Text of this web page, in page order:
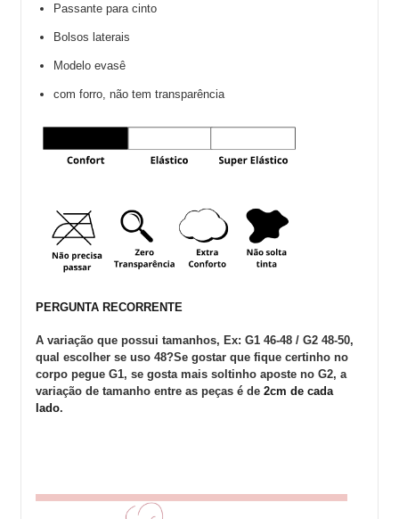
Passante para cinto
Bolsos laterais
Modelo evasê
com forro, não tem transparência
PERGUNTA RECORRENTE
A variação que possui tamanhos, Ex: G1 46-48 / G2 48-50,
qual escolher se uso 48?Se gostar que fique certinho no
corpo pegue G1, se gosta mais soltinho aposte no G2, a
variação de tamanho entre as peças é de 2cm de cada
lado.